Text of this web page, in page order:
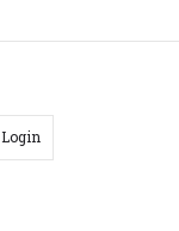
Login